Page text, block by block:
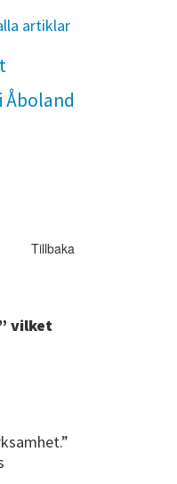
artiklar
Åboland
Tillbaka
vilket